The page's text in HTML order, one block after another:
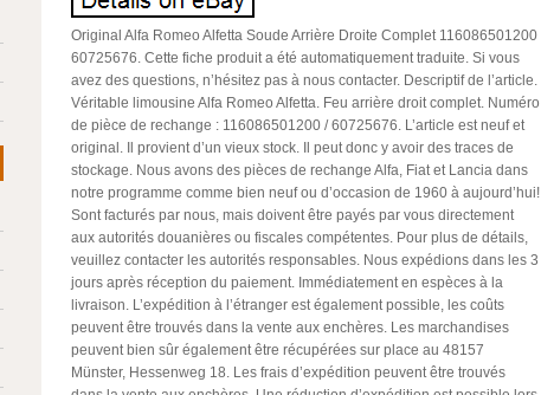
Original Alfa Romeo Alfetta Soude Arrière Droite Complet 116086501200
60725676. Cette fiche produit a été automatiquement traduite. Si vous
avez des questions, n’hésitez pas à nous contacter. Descriptif de l’article.
Véritable limousine Alfa Romeo Alfetta. Feu arrière droit complet. Numéro
de pièce de rechange : 116086501200 / 60725676. L’article est neuf et
original. Il provient d’un vieux stock. Il peut donc y avoir des traces de
stockage. Nous avons des pièces de rechange Alfa, Fiat et Lancia dans
notre programme comme bien neuf ou d’occasion de 1960 à aujourd’hui!
Sont facturés par nous, mais doivent être payés par vous directement
aux autorités douanières ou fiscales compétentes. Pour plus de détails,
veuillez contacter les autorités responsables. Nous expédions dans les 3
jours après réception du paiement. Immédiatement en espèces à la
livraison. L’expédition à l’étranger est également possible, les coûts
peuvent être trouvés dans la vente aux enchères. Les marchandises
peuvent bien sûr également être récupérées sur place au 48157
Münster, Hessenweg 18. Les frais d’expédition peuvent être trouvés